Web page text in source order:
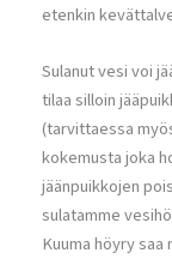
etenkin
Sulanut vesi voi
tilaa silloin
(tarvittaessa
kokemusta joka
jäänpuikkojen
sulatamme
Kuuma höyry